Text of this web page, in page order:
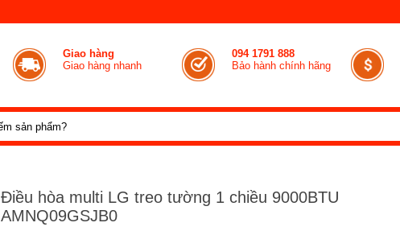
Giao hàng
Giao hàng nhanh
094 1791 888
Bảo hành chính hãng
Điều hòa multi LG treo tường 1 chiều 9000BTU
AMNQ09GSJB0